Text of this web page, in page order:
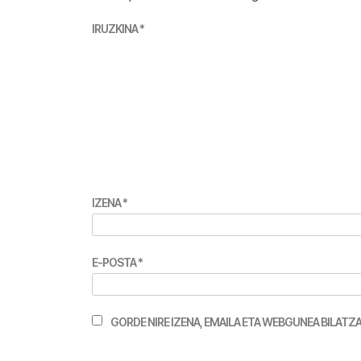
IRUZKINA*
IZENA*
E-POSTA*
GORDE NIRE IZENA, EMAILA ETA WEBGUNEA